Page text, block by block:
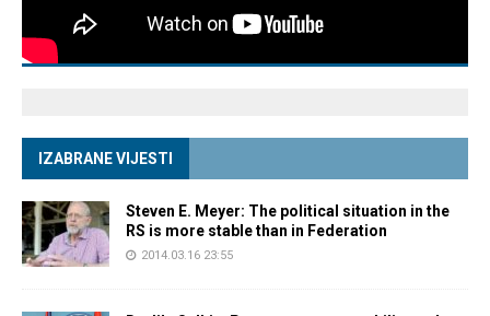
IZABRANE VIJESTI
Steven E. Meyer: The political situation in the
RS is more stable than in Federation
2014.03.16 23:55